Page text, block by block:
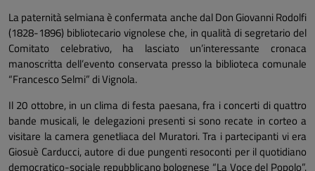
La paternità selmiana è confermata anche dal Don Giovanni Rodolfi
(1828-1896) bibliotecario vignolese che, in qualità di segretario del
Comitato celebrativo, ha lasciato un’interessante cronaca
manoscritta dell’evento conservata presso la biblioteca comunale
“Francesco Selmi” di Vignola.
Il 20 ottobre, in un clima di festa paesana, fra i concerti di quattro
bande musicali, le delegazioni presenti si sono recate in corteo a
visitare la camera genetliaca del Muratori. Tra i partecipanti vi era
Giosuè Carducci, autore di due pungenti resoconti per il quotidiano
democratico-sociale repubblicano bolognese “La Voce del Popolo”.